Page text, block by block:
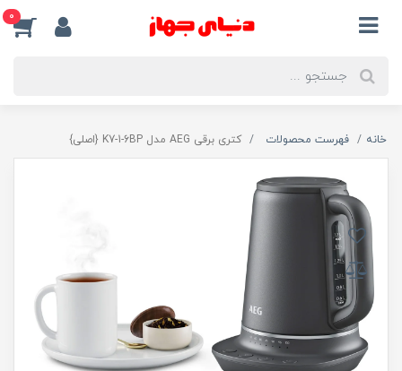
0
خانه فهرست محصولات کتری برقی AEG مدل K7-1-6BP {اصلی}